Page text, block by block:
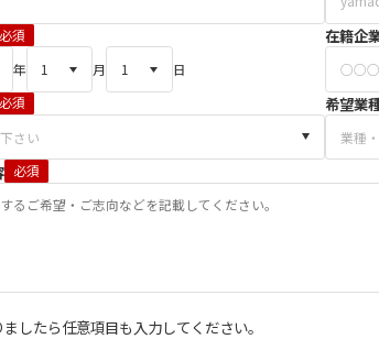
必須
年
月 日
在籍企
必須 希望業
必須
したら任意項目も入力してください。